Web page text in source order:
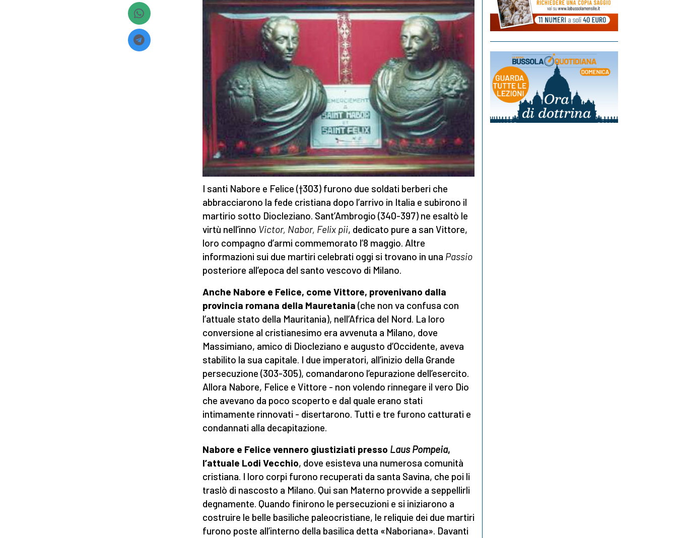
I santi Nabore e Felice (†303) furono due soldati berberi che
abbracciarono la fede cristiana dopo l’arrivo in Italia e subirono il
martirio sotto Diocleziano. Sant’Ambrogio (340-397) ne esaltò le
virtù nell’inno Victor, Nabor, Felix pii, dedicato pure a san Vittore,
loro compagno d’armi commemorato l’8 maggio. Altre
informazioni sui due martiri celebrati oggi si trovano in una Passio
posteriore all’epoca del santo vescovo di Milano.
Anche Nabore e Felice, come Vittore, provenivano dalla
provincia romana della Mauretania (che non va confusa con
l’attuale stato della Mauritania), nell’Africa del Nord. La loro
conversione al cristianesimo era avvenuta a Milano, dove
Massimiano, amico di Diocleziano e augusto d’Occidente, aveva
stabilito la sua capitale. I due imperatori, all’inizio della Grande
persecuzione (303-305), comandarono l’epurazione dell’esercito.
Allora Nabore, Felice e Vittore - non volendo rinnegare il vero Dio
che avevano da poco scoperto e dal quale erano stati
intimamente rinnovati - disertarono. Tutti e tre furono catturati e
condannati alla decapitazione.
Nabore e Felice vennero giustiziati presso Laus Pompeia,
l’attuale Lodi Vecchio, dove esisteva una numerosa comunità
cristiana. I loro corpi furono recuperati da santa Savina, che poi li
traslò di nascosto a Milano. Qui san Materno provvide a seppellirli
degnamente. Quando finirono le persecuzioni e si iniziarono a
costruire le belle basiliche paleocristiane, le reliquie dei due martiri
furono poste all’interno della basilica detta «Naboriana». Davanti